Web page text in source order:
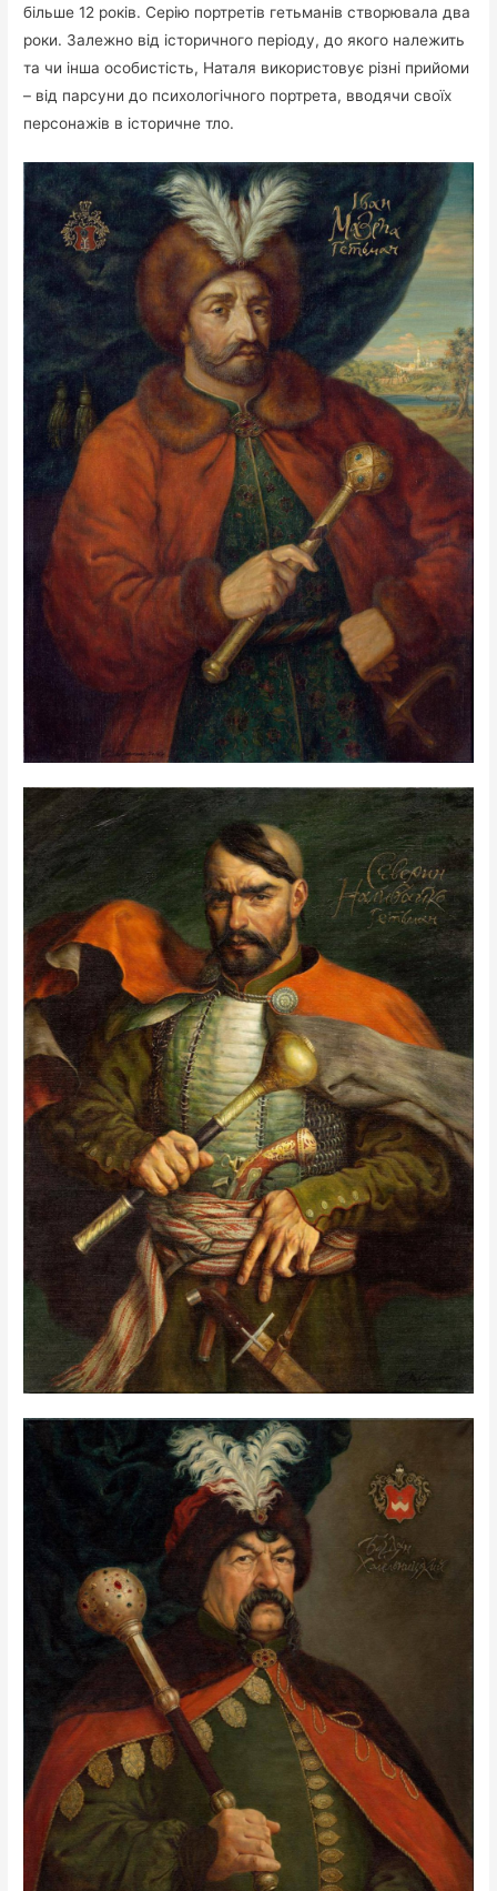
більше 12 років. Серію портретів гетьманів створювала два
роки. Залежно від історичного періоду, до якого належить
та чи інша особистість, Наталя використовує різні прийоми
– від парсуни до психологічного портрета, вводячи своїх
персонажів в історичне тло.